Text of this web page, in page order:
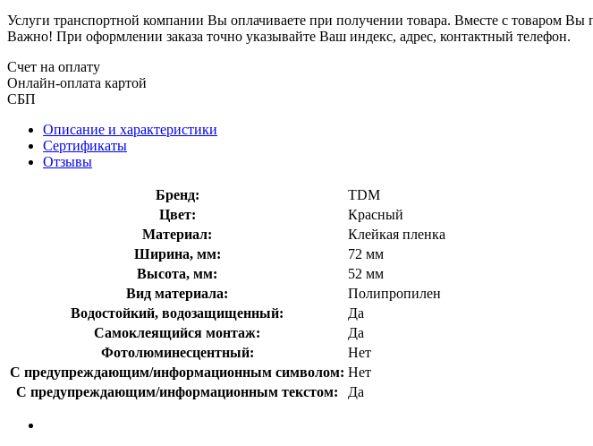
Услуги транспортной компании Вы оплачиваете при получении товара. Вместе с товаром
Важно! При оформлении заказа точно указывайте Ваш индекс, адрес, контактный телефон.
Счет на оплату
Онлайн-оплата картой
СБП
Описание и характеристики
Сертификаты
Отзывы
Бренд:
TDM
Цвет:
Красный
Материал:
Клейкая пленка
Ширина, мм:
72 мм
Высота, мм:
52 мм
Вид материала:
Полипропилен
Водостойкий, водозащищенный:
Да
Самоклеящийся монтаж:
Да
Фотолюминесцентный:
Нет
С предупреждающим/информационным символом: Нет
С предупреждающим/информационным текстом:
Да